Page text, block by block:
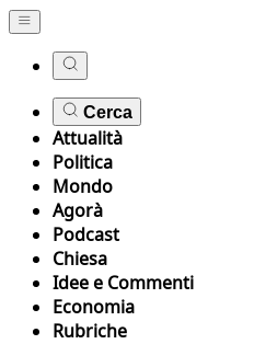
Cerca
Attualità
Politica
Mondo
Agorà
Podcast
Chiesa
Idee e Commenti
Economia
Rubriche